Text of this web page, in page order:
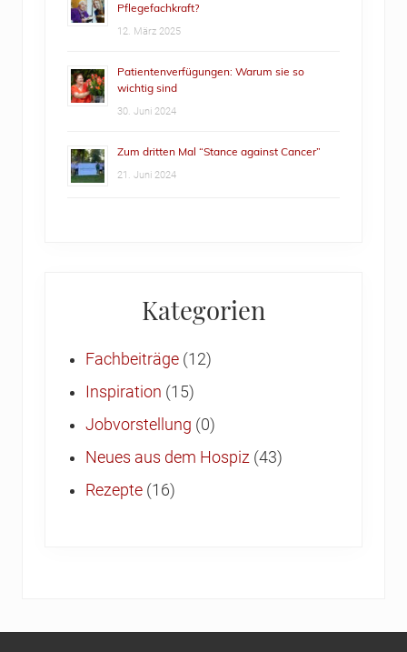
Pflegefachkraft?
12. März 2025
Patientenverfügungen: Warum sie so
wichtig sind
30. Juni 2024
Zum dritten Mal “Stance against Cancer”
21. Juni 2024
Kategorien
Fachbeiträge (12)
Inspiration (15)
Jobvorstellung (0)
Neues aus dem Hospiz (43)
Rezepte (16)